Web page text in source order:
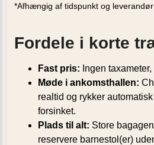
*Afhængig af tidspunkt og leverandør
Fordele i korte
Fast pris: Ingen
Møde i ankomsthallen:
realtid og rykker
forsinket.
Plads til alt: Store
reservere barnestol(er)